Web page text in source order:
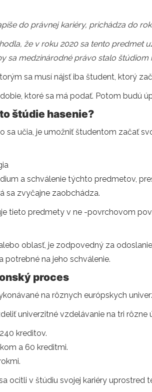
do právnej kariéry, prichádza do
že v roku 2020 sa tento
sa medzinárodné právo stalo štúdiom
sa musí nájsť iba študent, ktorý
ktoré sa má podať. Potom budú
štúdie hasenie?
sa učia, je umožniť študentom začať
a schválenie týchto predmetov,
sa zvyčajne zaobchádza.
tieto predmety v ne -povrchovom
oblasť, je zodpovedný za
potrebné na jeho schválenie.
proces
na rôznych európskych
univerzitné vzdelávanie na tri rôzne
kreditov.
a 60 kreditmi.
ocitli v štúdiu svojej kariéry